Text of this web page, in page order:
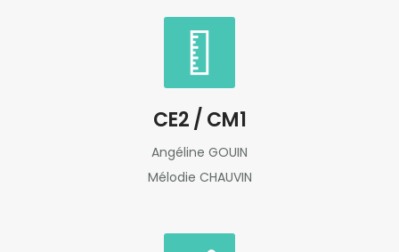
CE2 / CM1
Angéline GOUIN
Mélodie CHAUVIN